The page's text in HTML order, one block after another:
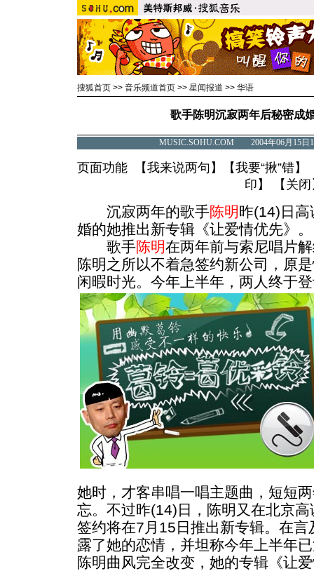
搜狐首页 >> 音乐频道首页 >> 星闻报道 >> 华语
歌手陈明沉寂两年后秘密成
MUSIC.SOHU.COM 2004年06月15
页面功能 【我来说两句 】【我要“揪”错】
印 】 【 关闭
沉寂两年的歌手陈明昨(14)日
婚的她推出新专辑《让爱情优先》。
歌手陈明在两年前与索尼唱片
陈明之所以不着急签约新公司，原
闲暇时光。今年上半年，两人终于
她时，才客串唱一唱主题曲，短短
忘。不过昨(14)日，陈明又在北京
签约将在7月15日推出新专辑。在
露了她的恋情，并坦称今年上半年
陈明曲风完全改变，她的专辑《让